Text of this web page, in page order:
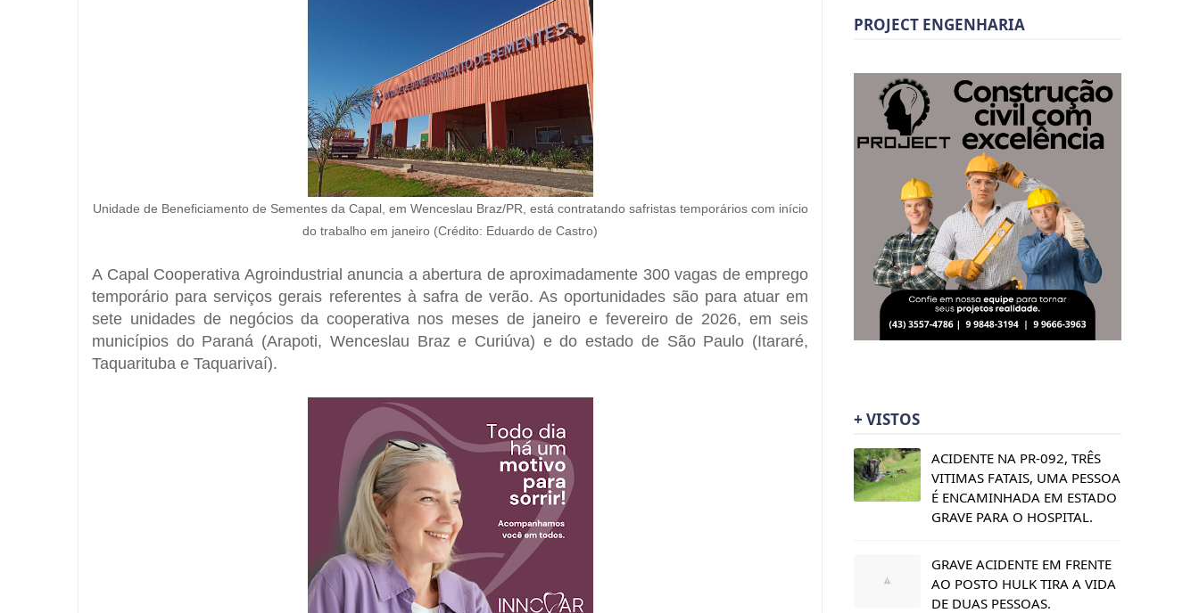
Unidade de Beneficiamento de Sementes da Capal, em Wenceslau Braz/PR, está contratando safristas temporários com início
do trabalho em janeiro (Crédito: Eduardo de Castro)
A Capal Cooperativa Agroindustrial anuncia a abertura de aproximadamente 300 vagas de emprego
temporário para serviços gerais referentes à safra de verão. As oportunidades são para atuar em
sete unidades de negócios da cooperativa nos meses de janeiro e fevereiro de 2026, em seis
municípios do Paraná (Arapoti, Wenceslau Braz e Curiúva) e do estado de São Paulo (Itararé,
Taquarituba e Taquarivaí).
PROJECT ENGENHARIA
+ VISTOS
ACIDENTE NA PR-092, TRÊS
VITIMAS FATAIS, UMA PESSOA
É ENCAMINHADA EM ESTADO
GRAVE PARA O HOSPITAL.
GRAVE ACIDENTE EM FRENTE
AO POSTO HULK TIRA A VIDA
DE DUAS PESSOAS.